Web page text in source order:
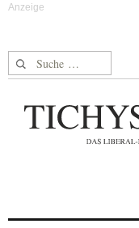
Suche nach: